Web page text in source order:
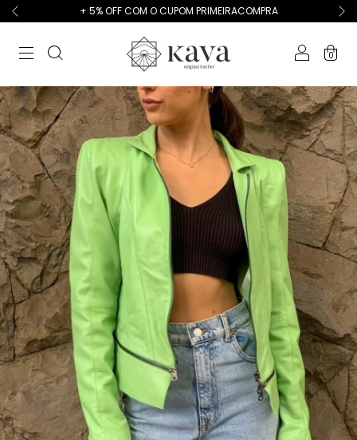
+ 5% OFF COM O CUPOM PRIMEIRACOMPRA
0